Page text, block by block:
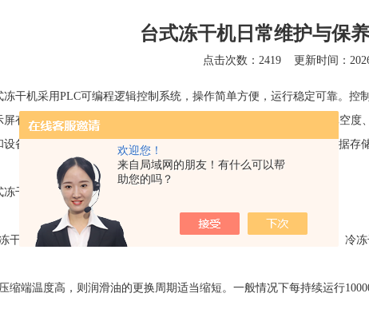
欢迎您！
来自局域网的朋友！有什么可以帮
助您的吗？
台式冻干机日常维护与保
点击次数：2419 更新时间：
冻干机采用PLC可编程逻辑控制系统，操作简单方便，运行稳定可靠。
屏有锁屏功能，可以实现手机端、电脑端远程控制。实时显示记录真空
设备状况数据，支持数据离线浏览、分析、打印及存储，配置USB数据存
冻干机的日常维护与保养方法：
的使用保养一定要严格按照要求，特别是润滑油脂的检查更换。冷冻
温度高，则润滑油的更换周期适当缩短。一般情况下每持续运行